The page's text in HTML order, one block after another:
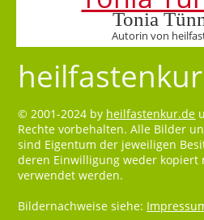
Tonia
Autorin von
© 2001-2024 by heilfastenkur.de
Rechte vorbehalten. Alle Bilder
sind Eigentum der jeweiligen
deren Einwilligung weder kopiert
verwendet werden.
Bildernachweise siehe: